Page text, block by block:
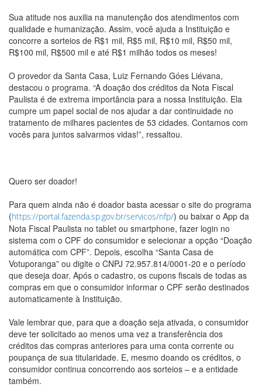
Sua atitude nos auxilia na manutenção dos atendimentos com
qualidade e humanização. Assim, você ajuda a Instituição e
concorre a sorteios de R$1 mil, R$5 mil, R$10 mil, R$50 mil,
R$100 mil, R$500 mil e até R$1 milhão todos os meses!
O provedor da Santa Casa, Luiz Fernando Góes Liévana,
destacou o programa. “A doação dos créditos da Nota Fiscal
Paulista é de extrema importância para a nossa Instituição. Ela
cumpre um papel social de nos ajudar a dar continuidade no
tratamento de milhares pacientes de 53 cidades. Contamos com
vocês para juntos salvarmos vidas!”, ressaltou.
Quero ser doador!
Para quem ainda não é doador basta acessar o site do programa
(https://portal.fazenda.sp.gov.br/servicos/nfp/) ou baixar o App da
Nota Fiscal Paulista no tablet ou smartphone, fazer login no
sistema com o CPF do consumidor e selecionar a opção “Doação
automática com CPF”. Depois, escolha “Santa Casa de
Votuporanga” ou digite o CNPJ 72.957.814/0001-20 e o período
que deseja doar. Após o cadastro, os cupons fiscais de todas as
compras em que o consumidor informar o CPF serão destinados
automaticamente à Instituição.
Vale lembrar que, para que a doação seja ativada, o consumidor
deve ter solicitado ao menos uma vez a transferência dos
créditos das compras anteriores para uma conta corrente ou
poupança de sua titularidade. E, mesmo doando os créditos, o
consumidor continua concorrendo aos sorteios – e a entidade
também.